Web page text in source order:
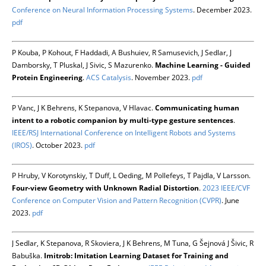
Conference on Neural Information Processing Systems. December 2023.
pdf
P Kouba, P Kohout, F Haddadi, A Bushuiev, R Samusevich, J Sedlar, J
Damborsky, T Pluskal, J Sivic, S Mazurenko. Machine Learning - Guided
Protein Engineering.ACS Catalysis. November 2023. pdf
P Vanc, J K Behrens, K Stepanova, V Hlavac.Communicating human
intent to a robotic companion by multi-type gesture sentences.
IEEE/RSJ International Conference on Intelligent Robots and Systems
(IROS). October 2023. pdf
P Hruby, V Korotynskiy, T Duff, L Oeding, M Pollefeys, T Pajdla, V Larsson.
Four-view Geometry with Unknown Radial Distortion.2023 IEEE/CVF
Conference on Computer Vision and Pattern Recognition (CVPR). June
2023. pdf
J Sedlar, K Stepanova, R Skoviera, J K Behrens, M Tuna, G Šejnová J Šivic, R
Babuška. Imitrob: Imitation Learning Dataset for Training and